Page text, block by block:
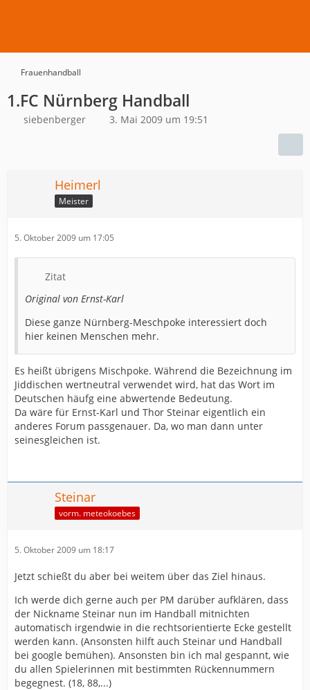
Frauenhandball
1.FC Nürnberg Handball
siebenberger 3. Mai 2009 um 19:51
Heimerl
Meister
5. Oktober 2009 um 17:05
Zitat
Original von Ernst-Karl
Diese ganze Nürnberg-Meschpoke interessiert doch
hier keinen Menschen mehr.
Es heißt übrigens Mischpoke. Während die Bezeichnung im
Jiddischen wertneutral verwendet wird, hat das Wort im
Deutschen häufg eine abwertende Bedeutung.
Da wäre für Ernst-Karl und Thor Steinar eigentlich ein
anderes Forum passgenauer. Da, wo man dann unter
seinesgleichen ist.
Steinar
vorm. meteokoebes
5. Oktober 2009 um 18:17
Jetzt schießt du aber bei weitem über das Ziel hinaus.
Ich werde dich gerne auch per PM darüber aufklären, dass
der Nickname Steinar nun im Handball mitnichten
automatisch irgendwie in die rechtsorientierte Ecke gestellt
werden kann. (Ansonsten hilft auch Steinar und Handball
bei google bemühen). Ansonsten bin ich mal gespannt, wie
du allen Spielerinnen mit bestimmten Rückennummern
begegnest. (18, 88,...)